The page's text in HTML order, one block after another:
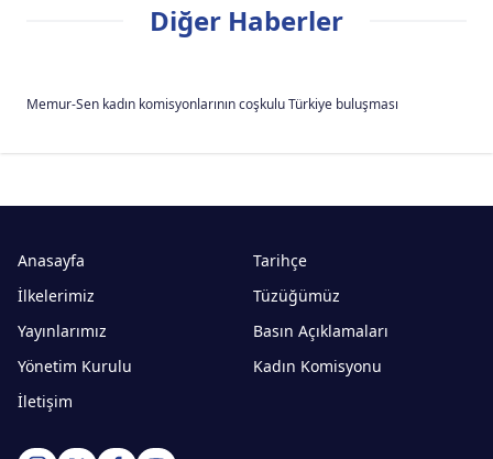
Diğer Haberler
Memur-Sen kadın komisyonlarının coşkulu Türkiye buluşması
Anasayfa
Tarihçe
İlkelerimiz
Tüzüğümüz
Yayınlarımız
Basın Açıklamaları
Yönetim Kurulu
Kadın Komisyonu
İletişim